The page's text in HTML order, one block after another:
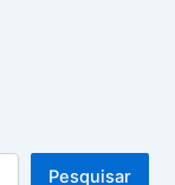
Pesquisar